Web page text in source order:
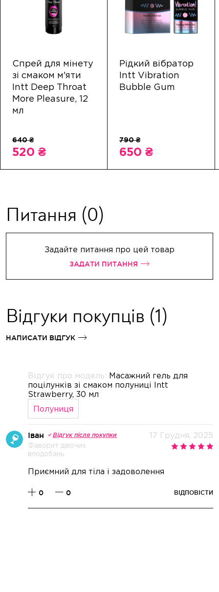
Спрей для мінету
зі смаком м'яти
Intt Deep Throat
More Pleasure, 12
мл
520 ₴
Рідкий вібратор
Intt Vibration
Bubble Gum
650 ₴
Питання (0)
Задайте питання про цей товар
ЗАДАТИ ПИТАННЯ
Відгуки покупців (1)
НАПИСАТИ ВІДГУК
Відгук про модель: Масажний гель для
поцілунків зі смаком полуниці Intt
Strawberry, 30 мл
Полуниця
Іван Відгук після покупки
Фаворит дівочих
вподобань
17 Грудня, 2025
Приємний для тіла і задоволення
0 0 ВІДПОВІСТИ